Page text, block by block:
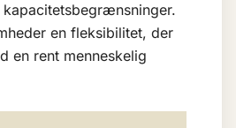
en fleksibilitet, der
en rent menneskelig